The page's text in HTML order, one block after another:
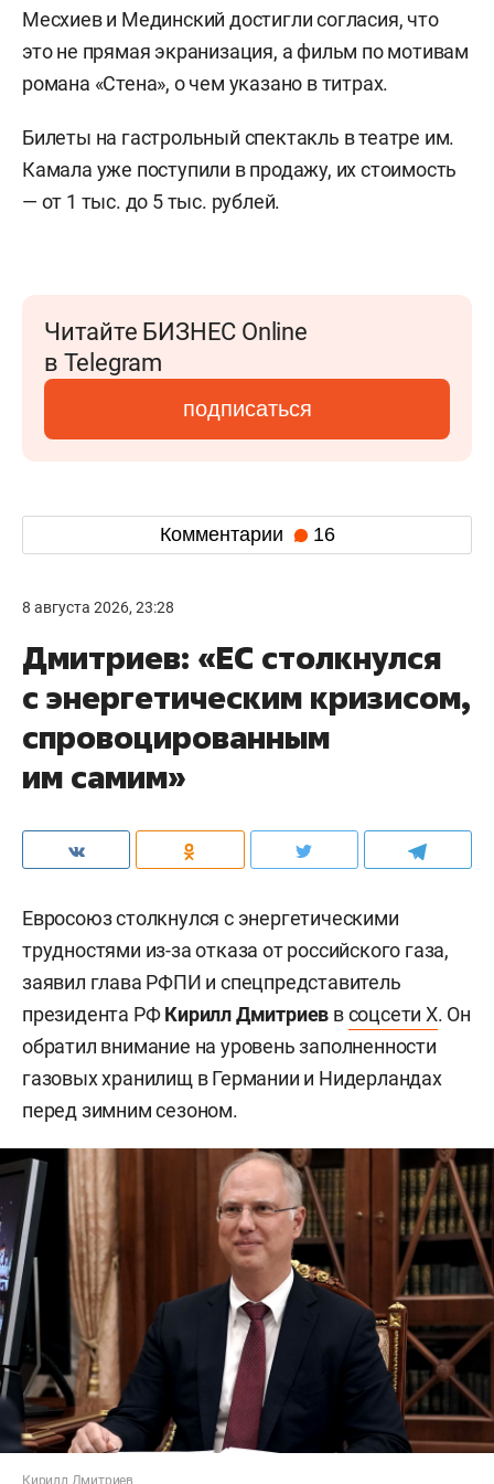
Месхиев и Мединский достигли согласия, что
это не прямая экранизация, а фильм по мотивам
романа «Стена», о чем указано в титрах.
Билеты на гастрольный спектакль в театре им.
Камала уже поступили в продажу, их стоимость
— от 1 тыс. до 5 тыс. рублей.
Читайте БИЗНЕС Online
в Telegram
подписаться
Комментарии 16
8 августа 2026, 23:28
Дмитриев: «ЕС столкнулся
с энергетическим кризисом,
спровоцированным
им самим»
Евросоюз столкнулся с энергетическими
трудностями из-за отказа от российского газа,
заявил глава РФПИ и спецпредставитель
президента РФКирилл Дмитриев всоцсети X. Он
обратил внимание на уровень заполненности
газовых хранилищ в Германии и Нидерландах
перед зимним сезоном.
Кирилл Дмитриев